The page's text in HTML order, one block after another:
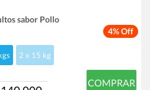
4% Off
sabor Pollo
2 x 15 kg
COMPRAR